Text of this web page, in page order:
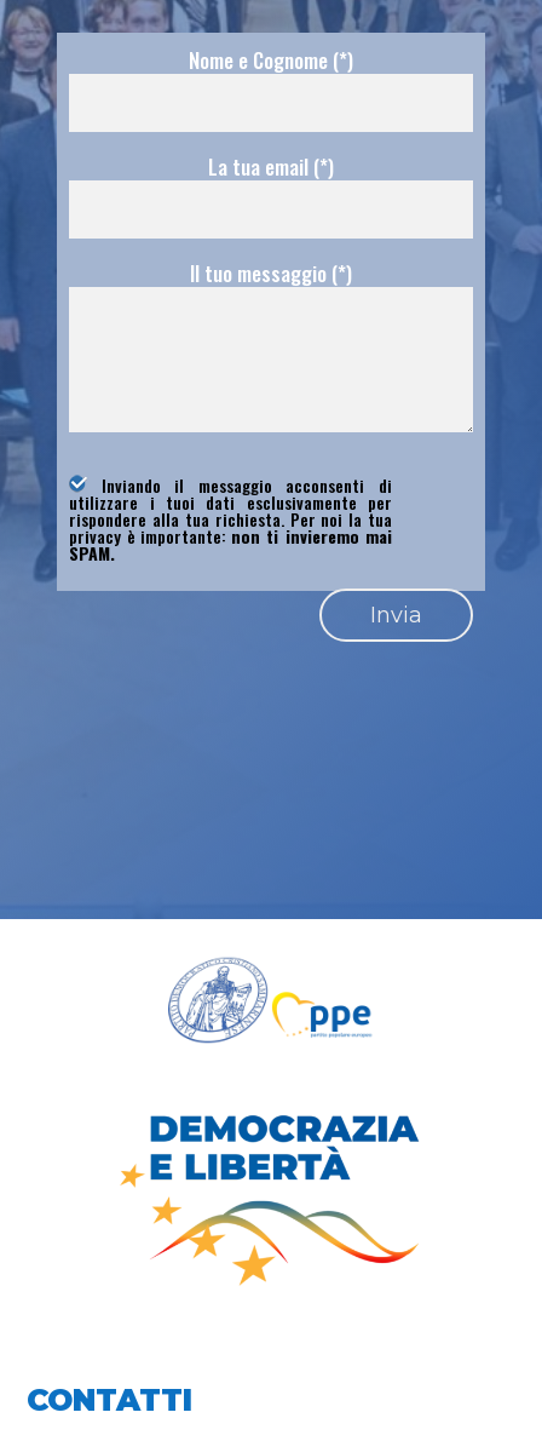
Nome e Cognome (*)
La tua email (*)
Il tuo messaggio (*)
Inviando il messaggio acconsenti di
utilizzare i tuoi dati esclusivamente per
rispondere alla tua richiesta. Per noi la tua
privacy è importante:non ti invieremo mai
SPAM.
CONTATTI